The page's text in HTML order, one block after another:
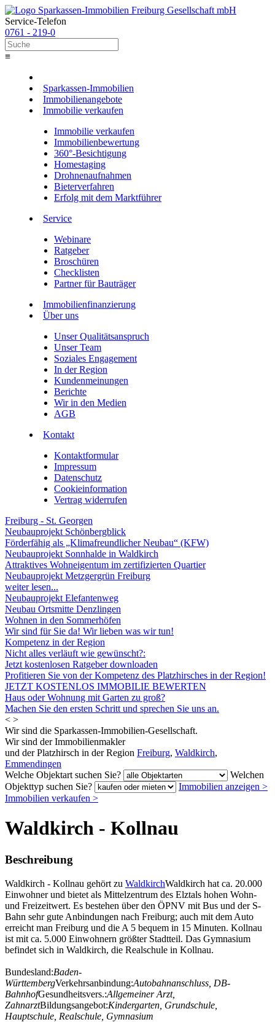
Service-Telefon
0761 - 219-0
≡
Sparkassen-Immobilien
Immobilienangebote
Immobilie verkaufen
Immobilie verkaufen
Immobilienbewertung
360°-Besichtigung
Homestaging
Drohnenaufnahmen
Bieterverfahren
Erfolg mit dem Marktführer
Service
Webinare
Ratgeber
Broschüren
Checklisten
Partner für Bauträger
Immobilienfinanzierung
Über uns
Unser Qualitätsanspruch
Unser Team
Soziales Engagement
In der Region
Kundenmeinungen
Berichte
Wir in den Medien
AGB
Kontakt
Kontaktformular
Impressum
Datenschutz
Cookieinformation
Vertrag widerrufen
Freiburg - St. Georgen
Neubauprojekt Schönbergblick
Förderfähig als „Klimafreundlicher Neubau“ (KFW)
Neubauprojekt Sonnhalde in Waldkirch
Attraktives Wohneigentum im zertifizierten Quartier
Neubauprojekt Metzgergrün Freiburg
weiter lesen...
Neubauprojekt Elefantenweg
Neubau Ortsmitte Denzlingen
Wohnen in den Sommerhöfen
Wir sind für Sie da! Wir lieben was wir tun!
Kompetenz in der Region
Nicht alles verläuft wie gewünscht?:
Jetzt kostenlosen Ratgeber downloaden
Profitieren Sie von der Kompetenz des Platzhirsches in der Region!
JETZT KOSTENLOS IMMOBILIE BEWERTEN
Haus oder Wohnung mit Garten zu groß?
Machen Sie den ersten Schritt und sprechen Sie uns an.
< >
Wir sind die Sparkassen-Immobilien-Gesellschaft.
Wir sind der Immobilienmakler
und der Platzhirsch in der Region Freiburg, Waldkirch,
Emmendingen
Welche Objektart suchen Sie?
Welchen
Objekttyp suchen Sie?
Immobilien anzeigen >
Immobilien verkaufen >
Waldkirch - Kollnau
Beschreibung
Waldkirch - Kollnau gehört zu WaldkirchWaldkirch hat ca. 20.000
Einwohner und bietet als Mittelzentrum des Elztals hohen Wohn-
und Freizeitwert. Es bestehen über den ÖPNV mit Bus und der S-
Bahn sehr gute Anbindungen nach Freiburg; auch mit dem Auto
erreicht man Freiburg und die A 5 bequem in 15 Minuten. Kollnau
ist mit ca. 5.000 Einwohnern größter Stadtteil. Das Gymnasium
befindet sich in Waldkirch, die Realschule in Kollnau.
Bundesland:Baden-
WürttembergVerkehrsanbindung:Autobahnanschluss, DB-
BahnhofGesundheitsvers.:Allgemeiner Arzt,
ZahnarztBildungsangebot:Kindergarten, Grundschule,
Hauptschule, Realschule, Gymnasium